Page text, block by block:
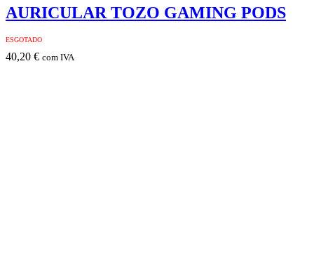
AURICULAR TOZO GAMING PODS
ESGOTADO
40,20 € com IVA